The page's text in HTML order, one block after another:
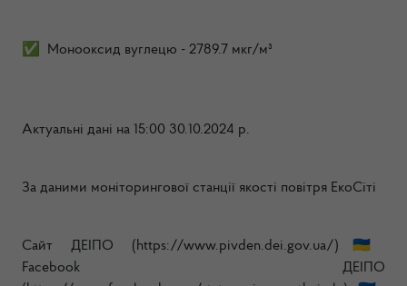
✅ Монооксид вуглецю - 2789.7 мкг/м³
Актуальні дані на 15:00 30.10.2024 р.
За даними моніторингової станції якості повітря ЕкоСіті
Сайт ДЕІПО (https://www.pivden.dei.gov.ua/)🇺🇦
Facebook ДЕІПО